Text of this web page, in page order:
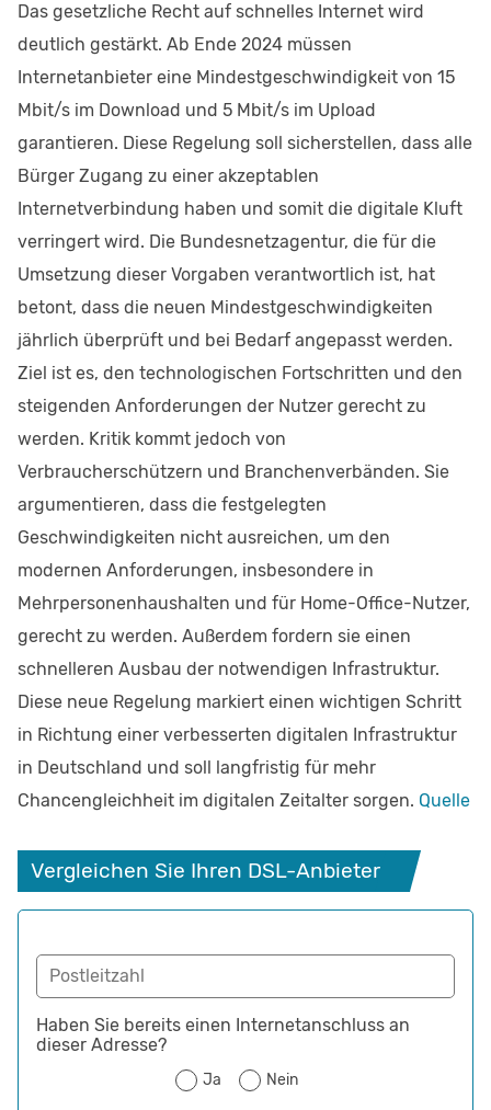
Das gesetzliche Recht auf schnelles Internet wird
deutlich gestärkt. Ab Ende 2024 müssen
Internetanbieter eine Mindestgeschwindigkeit von 15
Mbit/s im Download und 5 Mbit/s im Upload
garantieren. Diese Regelung soll sicherstellen, dass alle
Bürger Zugang zu einer akzeptablen
Internetverbindung haben und somit die digitale Kluft
verringert wird​. Die Bundesnetzagentur, die für die
Umsetzung dieser Vorgaben verantwortlich ist, hat
betont, dass die neuen Mindestgeschwindigkeiten
jährlich überprüft und bei Bedarf angepasst werden.
Ziel ist es, den technologischen Fortschritten und den
steigenden Anforderungen der Nutzer gerecht zu
werden​. Kritik kommt jedoch von
Verbraucherschützern und Branchenverbänden. Sie
argumentieren, dass die festgelegten
Geschwindigkeiten nicht ausreichen, um den
modernen Anforderungen, insbesondere in
Mehrpersonenhaushalten und für Home-Office-Nutzer,
gerecht zu werden. Außerdem fordern sie einen
schnelleren Ausbau der notwendigen Infrastruktur​.
Diese neue Regelung markiert einen wichtigen Schritt
in Richtung einer verbesserten digitalen Infrastruktur
in Deutschland und soll langfristig für mehr
Chancengleichheit im digitalen Zeitalter sorgen. Quelle
Vergleichen Sie Ihren DSL-Anbieter
Postleitzahl
Haben Sie bereits einen Internetanschluss an
dieser Adresse?
Ja Nein